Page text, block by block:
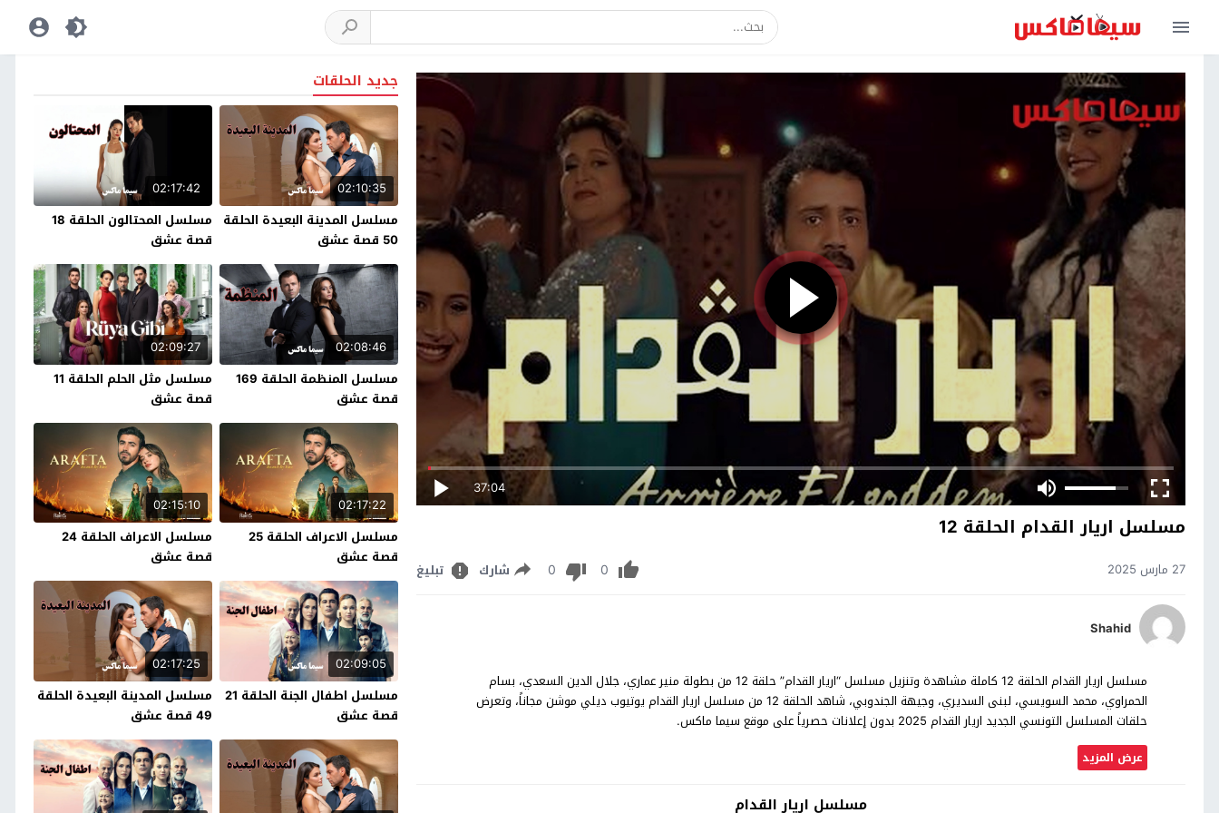
37:04
مسلسل اريار القدام الحلقة 12
27 مارس 2025 0
0 شارك تبليغ
Shahid
مسلسل اريار القدام الحلقة 12 كاملة مشاهدة وتنزيل مسلسل “اريار القدام” حلقة 12 من بطولة منير عماري، جلال الدين السعدي، بسام
الحمراوي، محمد السويسي، لبنى السديري، وجيهة الجندوبي، شاهد الحلقة 12 من مسلسل اريار القدام يوتيوب ديلي موشن مجاناً، وتعرض
حلقات المسلسل التونسي الجديد اريار القدام 2025 بدون إعلانات حصرياً على موقع سيما ماكس.
عرض المزيد
مسلسل اريار القدام
جديد الحلقات
02:10:35
مسلسل المدينة البعيدة الحلقة
50 قصة عشق
02:17:42
مسلسل المحتالون الحلقة 18
قصة عشق
02:08:46
مسلسل المنظمة الحلقة 169
قصة عشق
02:09:27
مسلسل مثل الحلم الحلقة 11
قصة عشق
02:17:22
مسلسل الاعراف الحلقة 25
قصة عشق
02:15:10
مسلسل الاعراف الحلقة 24
قصة عشق
02:09:05
مسلسل اطفال الجنة الحلقة 21
قصة عشق
02:17:25
مسلسل المدينة البعيدة الحلقة
49 قصة عشق